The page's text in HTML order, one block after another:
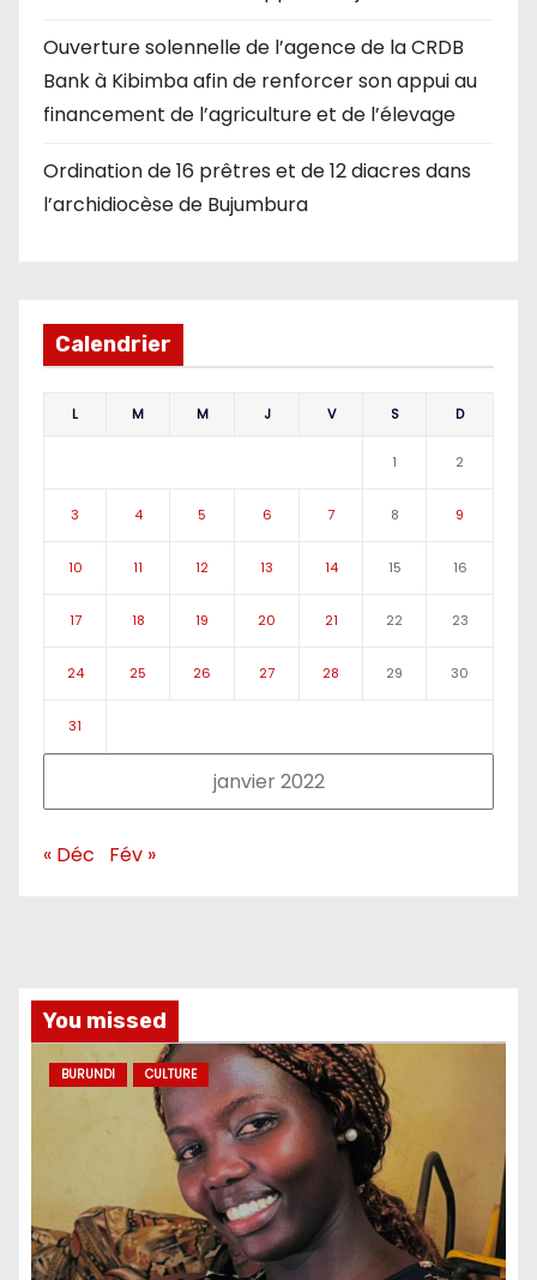
Ouverture solennelle de l’agence de la CRDB
Bank à Kibimba afin de renforcer son appui au
financement de l’agriculture et de l’élevage
Ordination de 16 prêtres et de 12 diacres dans
l’archidiocèse de Bujumbura
Calendrier
janvier 2022
L M M J V S D
1 2
3 4 5 6 7 8 9
10 11 12 13 14 15 16
17 18 19 20 21 22 23
24 25 26 27 28 29 30
31
« Déc Fév »
You missed
BURUNDI CULTURE